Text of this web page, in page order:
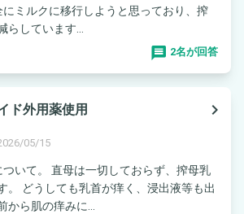
にミルクに移行しようと思っており、搾
しています...
2名が回答
ド外用薬使用
navigate_next
05/15
いて。 直母は一切しておらず、搾母乳
。 どうしても乳首が痒く、浸出液等も出
ら肌の痒みに...